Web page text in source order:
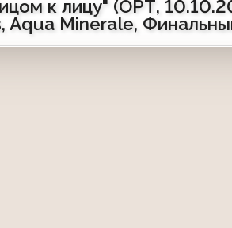
к лицу" (ОРТ,
Aqua Minerale,